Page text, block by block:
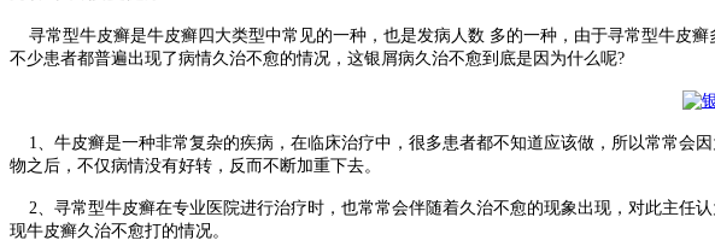
寻常型牛皮癣是牛皮癣四大类型中常见的一种，也是发病人数 多的一种，由于寻常型牛皮
不少患者都普遍出现了病情久治不愈的情况，这银屑病久治不愈到底是因为什么呢?
1、牛皮癣是一种非常复杂的疾病，在临床治疗中，很多患者都不知道应该做，所以常常会
物之后，不仅病情没有好转，反而不断加重下去。
2、寻常型牛皮癣在专业医院进行治疗时，也常常会伴随着久治不愈的现象出现，对此主任
现牛皮癣久治不愈打的情况。